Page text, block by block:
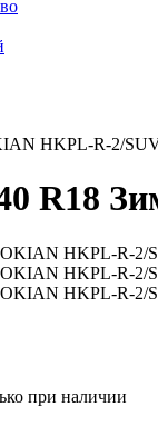
HKPL-R-2/
R18
при наличии